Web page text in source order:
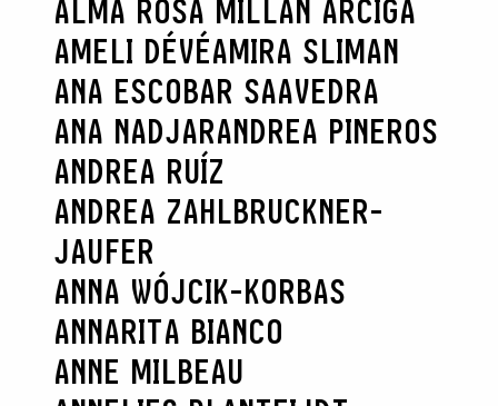
ALMA ROSA MILLÁN ARCIGA
AMELI DÉVÉAMIRA SLIMAN
ANA ESCOBAR SAAVEDRA
ANA NADJARANDREA PINEROS
ANDREA RUÍZ
ANDREA ZAHLBRUCKNER-
JAUFER
ANNA WÓJCIK-KORBAS
ANNARITA BIANCO
ANNE MILBEAU